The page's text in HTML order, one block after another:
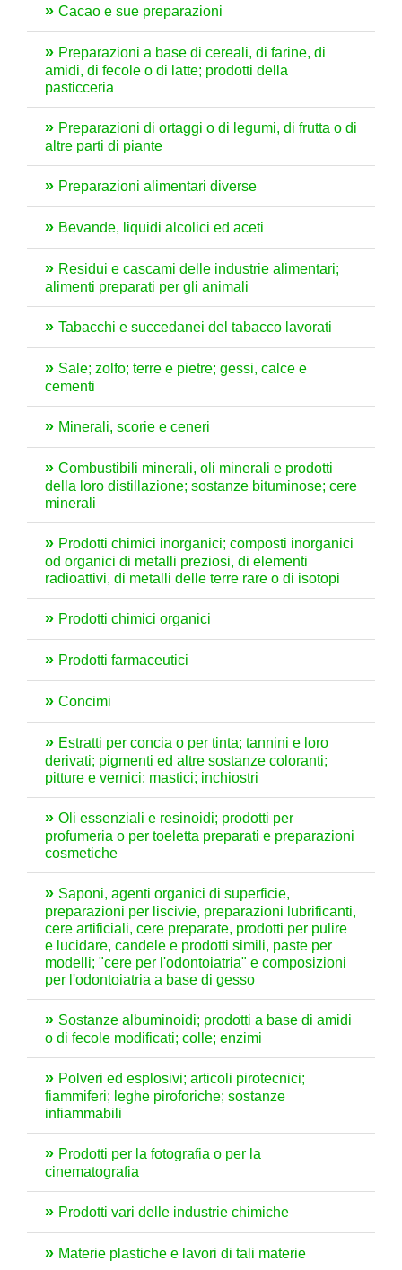
Cacao e sue preparazioni
Preparazioni a base di cereali, di farine, di
amidi, di fecole o di latte; prodotti della
pasticceria
Preparazioni di ortaggi o di legumi, di frutta o di
altre parti di piante
Preparazioni alimentari diverse
Bevande, liquidi alcolici ed aceti
Residui e cascami delle industrie alimentari;
alimenti preparati per gli animali
Tabacchi e succedanei del tabacco lavorati
Sale; zolfo; terre e pietre; gessi, calce e
cementi
Minerali, scorie e ceneri
Combustibili minerali, oli minerali e prodotti
della loro distillazione; sostanze bituminose; cere
minerali
Prodotti chimici inorganici; composti inorganici
od organici di metalli preziosi, di elementi
radioattivi, di metalli delle terre rare o di isotopi
Prodotti chimici organici
Prodotti farmaceutici
Concimi
Estratti per concia o per tinta; tannini e loro
derivati; pigmenti ed altre sostanze coloranti;
pitture e vernici; mastici; inchiostri
Oli essenziali e resinoidi; prodotti per
profumeria o per toeletta preparati e preparazioni
cosmetiche
Saponi, agenti organici di superficie,
preparazioni per liscivie, preparazioni lubrificanti,
cere artificiali, cere preparate, prodotti per pulire
e lucidare, candele e prodotti simili, paste per
modelli; "cere per l'odontoiatria" e composizioni
per l'odontoiatria a base di gesso
Sostanze albuminoidi; prodotti a base di amidi
o di fecole modificati; colle; enzimi
Polveri ed esplosivi; articoli pirotecnici;
fiammiferi; leghe piroforiche; sostanze
infiammabili
Prodotti per la fotografia o per la
cinematografia
Prodotti vari delle industrie chimiche
Materie plastiche e lavori di tali materie